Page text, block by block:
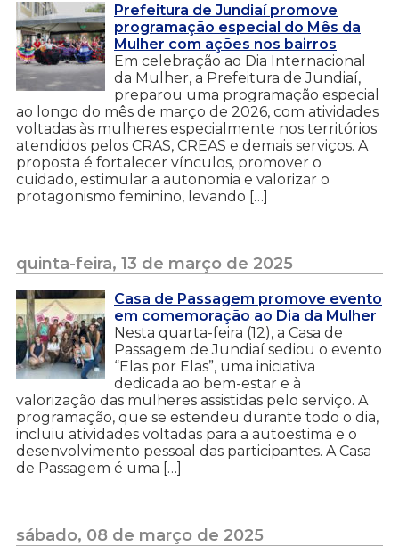
Prefeitura de Jundiaí promove
programação especial do Mês da
Mulher com ações nos bairros
Em celebração ao Dia Internacional
da Mulher, a Prefeitura de Jundiaí,
preparou uma programação especial
ao longo do mês de março de 2026, com atividades
voltadas às mulheres especialmente nos territórios
atendidos pelos CRAS, CREAS e demais serviços. A
proposta é fortalecer vínculos, promover o
cuidado, estimular a autonomia e valorizar o
protagonismo feminino, levando […]
quinta-feira, 13 de março de 2025
Casa de Passagem promove evento
em comemoração ao Dia da Mulher
Nesta quarta-feira (12), a Casa de
Passagem de Jundiaí sediou o evento
“Elas por Elas”, uma iniciativa
dedicada ao bem-estar e à
valorização das mulheres assistidas pelo serviço. A
programação, que se estendeu durante todo o dia,
incluiu atividades voltadas para a autoestima e o
desenvolvimento pessoal das participantes. A Casa
de Passagem é uma […]
sábado, 08 de março de 2025